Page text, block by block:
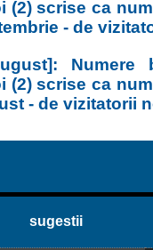
(2) scrise ca
- de
Numere
(2) scrise ca
- de vizitatorii
sugestii